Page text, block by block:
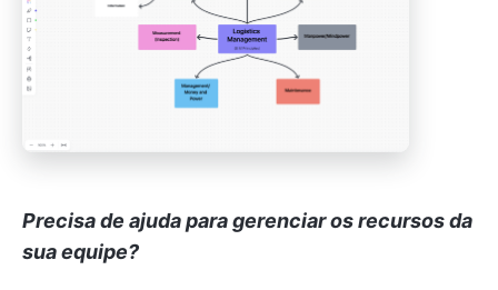
Precisa de ajuda para gerenciar os recursos da
sua equipe?